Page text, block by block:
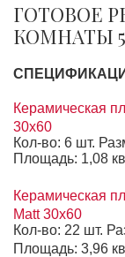
ГОТОВОЕ
КОМНАТЫ
Керамическая
30x60
Кол-во: 6 шт.
Площадь: 1,08
Керамическая
Matt 30x60
Кол-во: 22 шт.
Площадь: 3,96